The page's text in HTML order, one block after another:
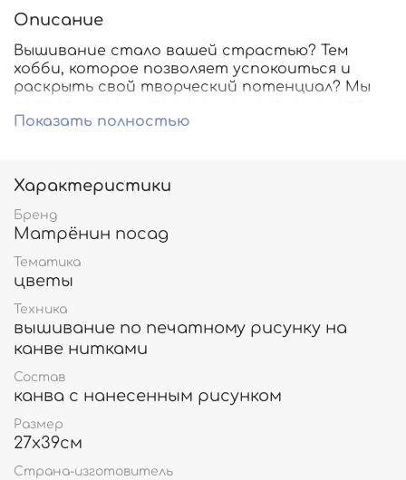
Описание
Вышивание стало вашей страстью? Тем
хобби, которое позволяет успокоиться и
раскрыть свой творческий потенциал? Мы
поэтому предлагаем широкий выбор
руками создавать настоящие произведения
искусства.
Показать полностью
Характеристики
Бренд
Матрёнин посад
Тематика
цветы
Техника
вышивание по печатному рисунку на
канве нитками
Состав
канва с нанесенным рисунком
Размер
27х39см
Страна-изготовитель